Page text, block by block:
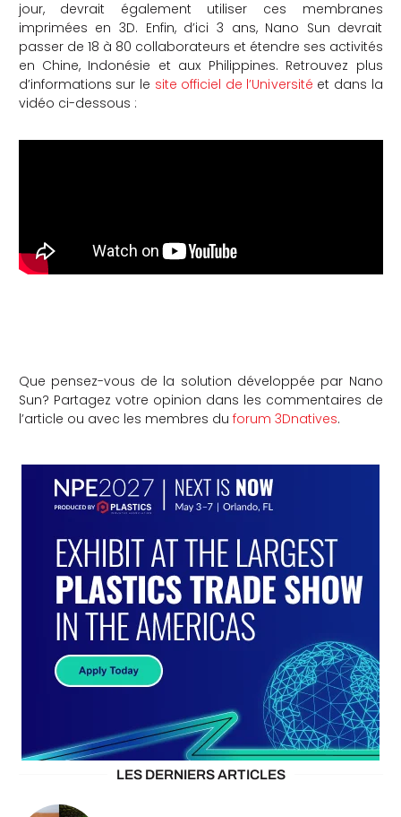
jour, devrait également utiliser ces membranes
imprimées en 3D. Enfin, d’ici 3 ans, Nano Sun devrait
passer de 18 à 80 collaborateurs et étendre ses activités
en Chine, Indonésie et aux Philippines. Retrouvez plus
d’informations sur le site officiel de l’Université et dans la
vidéo ci-dessous :
Que pensez-vous de la solution développée par Nano
Sun? Partagez votre opinion dans les commentaires de
l’article ou avec les membres du forum 3Dnatives.
LES DERNIERS ARTICLES